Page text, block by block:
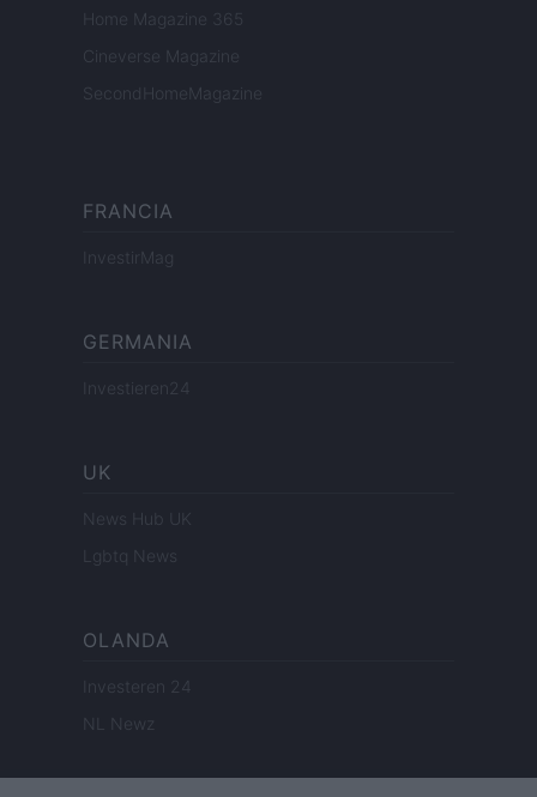
Home Magazine 365
Cineverse Magazine
SecondHomeMagazine
FRANCIA
InvestirMag
GERMANIA
Investieren24
UK
News Hub UK
Lgbtq News
OLANDA
Investeren 24
NL Newz